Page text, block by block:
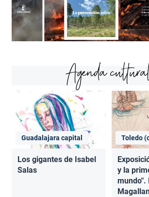
Agenda
Guadalajara capital
Los gigantes de Isabel
Salas
Toledo
y la
mundo".